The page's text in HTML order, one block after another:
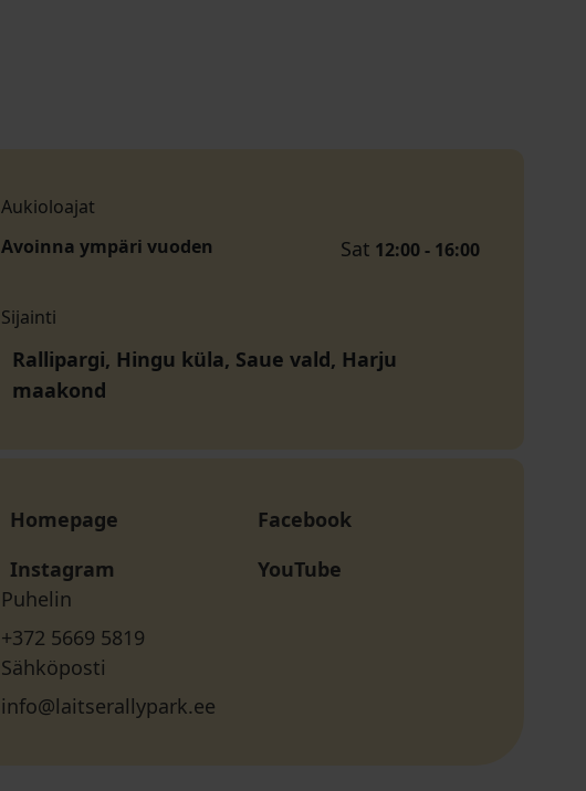
Aukioloajat
Avoinna ympäri vuoden
Sat 12:00 - 16:00
Sijainti
Rallipargi, Hingu küla, Saue vald, Harju
maakond
Homepage
Facebook
Instagram
YouTube
Puhelin
+372 5669 5819
Sähköposti
info@laitserallypark.ee